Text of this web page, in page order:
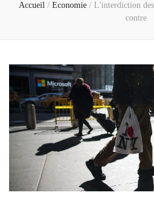
Accueil / Economie / L'interdiction des
contre